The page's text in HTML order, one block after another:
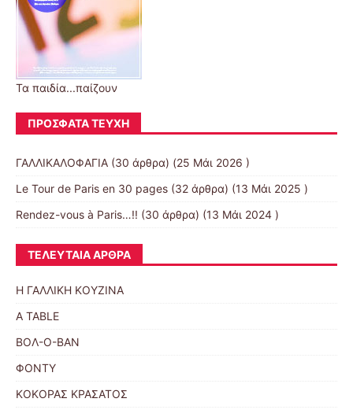
Τα παιδία...παίζουν
ΠΡΌΣΦΑΤΑ ΤΕΎΧΗ
ΓΑΛΛΙΚΑΛΟΦΑΓΙΑ (30 άρθρα) (25 Μάι 2026 )
Le Tour de Paris en 30 pages (32 άρθρα) (13 Μάι 2025 )
Rendez-vous à Paris…!! (30 άρθρα) (13 Μάι 2024 )
ΤΕΛΕΥΤΑΊΑ ΆΡΘΡΑ
Η ΓΑΛΛΙΚΗ ΚΟΥΖΙΝΑ
A TABLE
ΒΟΛ-Ο-ΒΑΝ
ΦΟΝΤΥ
ΚΟΚΟΡΑΣ ΚΡΑΣΑΤΟΣ